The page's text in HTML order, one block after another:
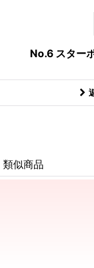
No.6 スター
類似商品